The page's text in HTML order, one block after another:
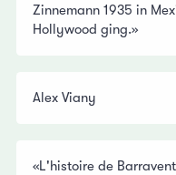
Zinnemann 1935 in
Hollywood ging.»
Alex Viany
«L'histoire de